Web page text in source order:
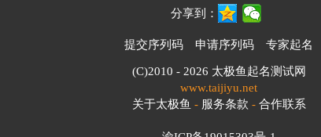
分享到：
提交序列码 申请序列码 专家起名
(C)2010 - 2026 太极鱼起名测试网
www.taijiyu.net
关于太极鱼 - 服务条款 - 合作联系